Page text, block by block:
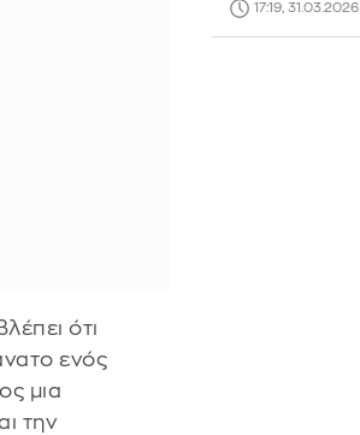
ότι
ενός
μια
την
17:19, 31.03.2026